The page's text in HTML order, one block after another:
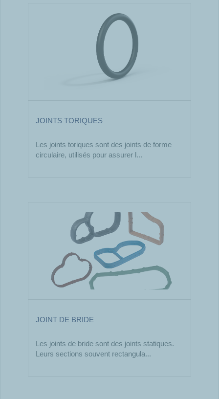
JOINTS TORIQUES
Les joints toriques sont des joints de forme
circulaire, utilisés pour assurer l...
JOINT DE BRIDE
Les joints de bride sont des joints statiques.
Leurs sections souvent rectangula...